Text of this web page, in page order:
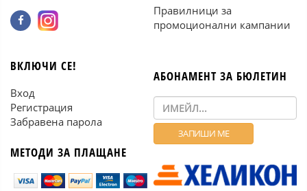
Правилници за
промоционални кампании
ВКЛЮЧИ СЕ!
Вход
Регистрация
Забравена парола
МЕТОДИ ЗА ПЛАЩАНЕ
АБОНАМЕНТ ЗА БЮЛЕТИН